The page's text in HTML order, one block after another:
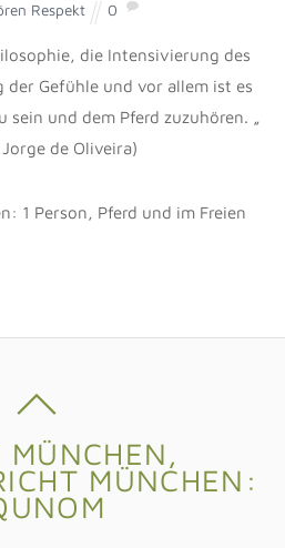
Respekt 0
die Intensivierung des
der Gefühle und vor allem ist es
sein und dem Pferd zuzuhören. „
de Oliveira)
MÜNCHEN,
MÜNCHEN: